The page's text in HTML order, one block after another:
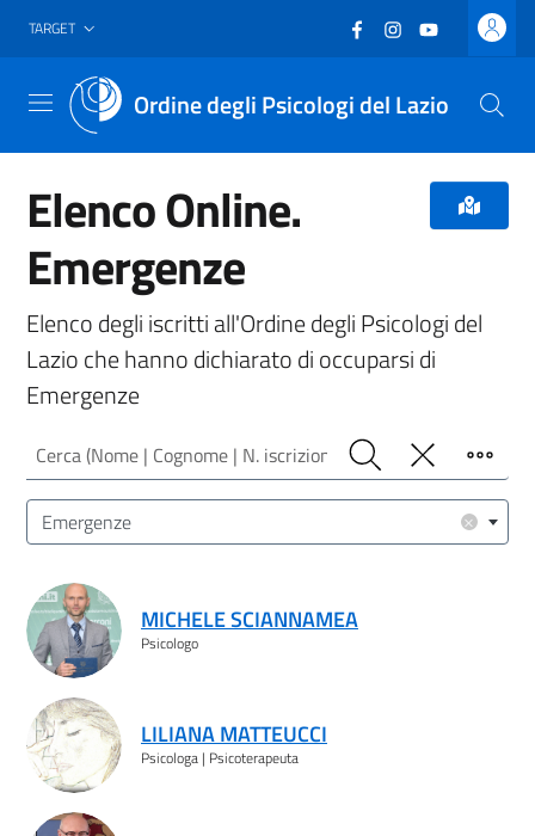
Vai al header
Vai al contenuto principale
Vai al footer
TARGET Facebook
(nuova scheda -
Instagram
(nuova scheda
YouTube
(nuova
Ordine degli Psicologi del Lazio
Menu
Elenco Online.
Emergenze
Elenco degli iscritti all'Ordine degli Psicologi del
Lazio che hanno dichiarato di occuparsi di
Emergenze
Cerca (Nome | Cognome | N. iscrizione)
Cerca PulisciFiltro
Area/Target (Area Intervento | Target Utenza)
×
Emergenze
Risultati ricerca
MICHELE SCIANNAMEA
Psicologo
LILIANA MATTEUCCI
Psicologa | Psicoterapeuta